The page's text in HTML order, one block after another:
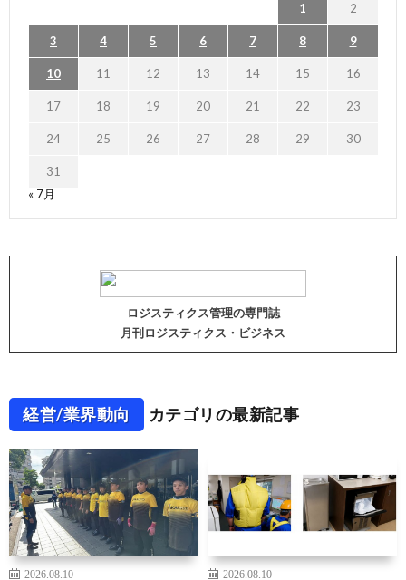
1 2
3 4 5 6 7 8 9
10 11 12 13 14 15 16
17 18 19 20 21 22 23
24 25 26 27 28 29 30
31
« 7月
ロジスティクス管理の専門誌
月刊ロジスティクス・ビジネス
経営/業界動向 カテゴリの最新記事
2026.08.10
2026.08.10